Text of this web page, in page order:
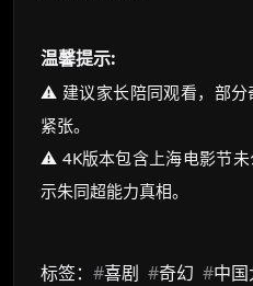
温馨提示:
⚠️ 建议家长陪同观看，部分
紧张。
⚠️ 4K版本包含上海电影节
示朱同超能力真相。
标签： #喜剧 #奇幻 #中